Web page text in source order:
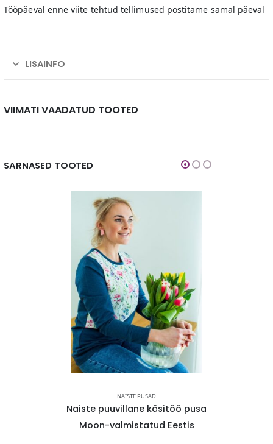
Tööpäeval enne viite tehtud tellimused postitame samal päeval
LISAINFO
VIIMATI VAADATUD TOOTED
SARNASED TOOTED
NAISTE PUSAD
Naiste puuvillane käsitöö pusa
Moon-valmistatud Eestis